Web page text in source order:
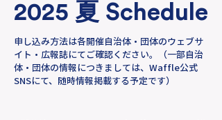
2025 夏 Schedule
申し込み方法は各開催自治体・団体のウェブサ
イト・広報誌にてご確認ください。（一部自治
体・団体の情報につきましては、Waffle公式
SNSにて、随時情報掲載する予定です）